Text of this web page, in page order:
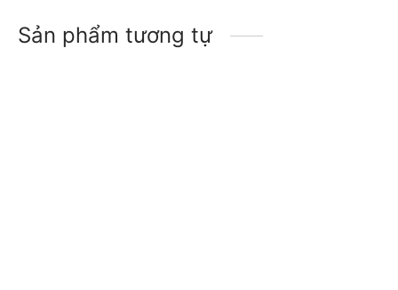
Sản phẩm tương tự